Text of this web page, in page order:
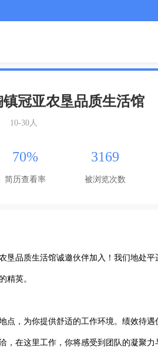
冠亚农垦品质生活馆
10-30人
70%
简历查看率
3169
被浏览次数
垦品质生活馆诚邀伙伴加入！我们地处
精英。
点，为你提供舒适的工作环境。绩效待
，在这里工作，你将感受到团队的凝聚力